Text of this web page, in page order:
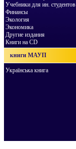
Учебники для ин. студентов
Финансы
Экология
Экономика
Другие издания
Книги на CD
книги МАУП
Українська книга